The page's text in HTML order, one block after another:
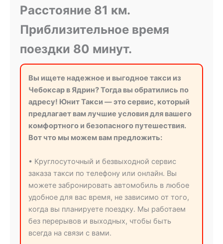
Расстояние 81 км.
Приблизительное время
поездки 80 минут.
Вы ищете надежное и выгодное такси из
Чебоксар в Ядрин? Тогда вы обратились по
адресу! Юнит Такси — это сервис, который
предлагает вам лучшие условия для вашего
комфортного и безопасного путешествия.
Вот что мы можем вам предложить:
• Круглосуточный и безвыходной сервис
заказа такси по телефону или онлайн. Вы
можете забронировать автомобиль в любое
удобное для вас время, не зависимо от того,
когда вы планируете поездку. Мы работаем
без перерывов и выходных, чтобы быть
всегда на связи с вами.